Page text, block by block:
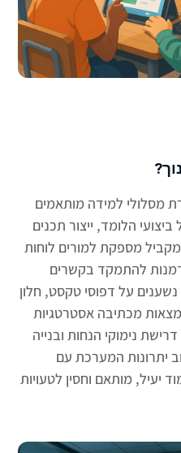
מסלולי למידה מותאמים
הלומד, ייצור תכנים
מספקת למורים לוחות
להתמקד בקשרים
נשענים על דפוסי טקסט, חלון
מכתיבה אסטרטגיות
נימוקי הנחות ובנייה
יתרונות המערכת עם
יעיל, מותאם וחסין לטעויות